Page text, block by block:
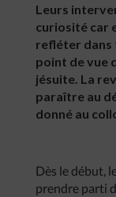
Leurs
curiosité car
refléter dans
point de vue
jésuite. La
paraître au
donné au
Dès le début,
prendre parti